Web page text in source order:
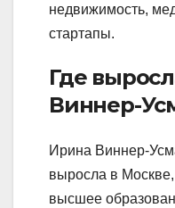
недвижимость,
стартапы.
Где
Виннер-
Ирина Виннер-
выросла в
высшее